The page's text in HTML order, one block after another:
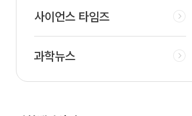
사이언스 타임즈
과학뉴스